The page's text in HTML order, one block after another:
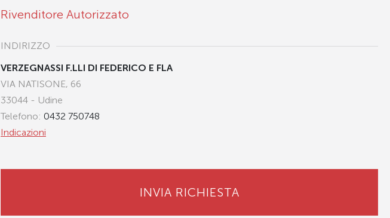
Rivenditore Autorizzato
INDIRIZZO
VERZEGNASSI F.LLI DI FEDERICO E FLA
VIA NATISONE, 66
33044 - Udine
Telefono: 0432 750748
Indicazioni
INVIA RICHIESTA